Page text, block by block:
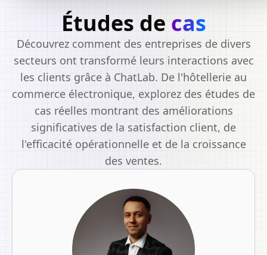
Études de cas
Découvrez comment des entreprises de divers
secteurs ont transformé leurs interactions avec
les clients grâce à ChatLab. De l'hôtellerie au
commerce électronique, explorez des études de
cas réelles montrant des améliorations
significatives de la satisfaction client, de
l'efficacité opérationnelle et de la croissance
des ventes.